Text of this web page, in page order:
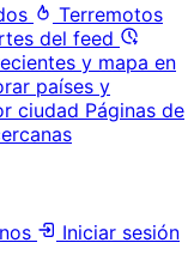
Terremotos
del feed
y mapa en
países y
ciudad Páginas de
Iniciar sesión